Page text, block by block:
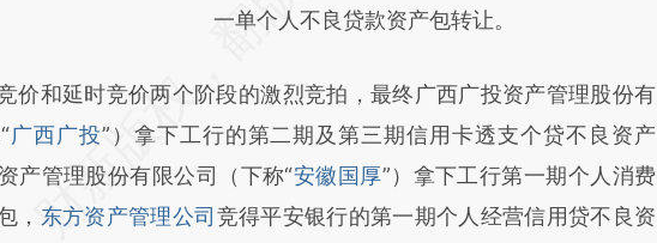
一单个人不良贷款资产包转让。
和延时竞价两个阶段的激烈竞拍，最终广西广投资产管理股份有
广西广投”）拿下工行的第二期及第三期信用卡透支个贷不良资产
产管理股份有限公司（下称“安徽国厚”）拿下工行第一期个人消费
， 东方资产管理公司 竞得平安银行的第一期个人经营信用贷不良资